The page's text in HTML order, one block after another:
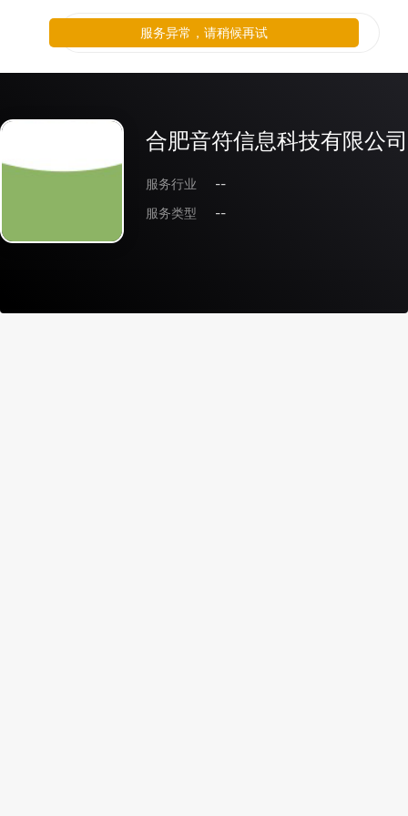
合肥音符信息科技有限公司
服务行业
--
服务类型
--
服务异常，请稍候再试